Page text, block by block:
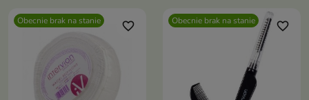
zachować skórę w doskonałym
stanie
kondycji
Obecnie brak na stanie favorite_border Obecnie brak na stanie favorite_border